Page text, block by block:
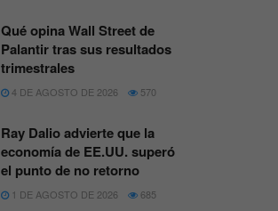
Qué opina Wall Street de
Palantir tras sus resultados
trimestrales
4 DE AGOSTO DE 2026 570
Ray Dalio advierte que la
economía de EE.UU. superó
el punto de no retorno
1 DE AGOSTO DE 2026 685